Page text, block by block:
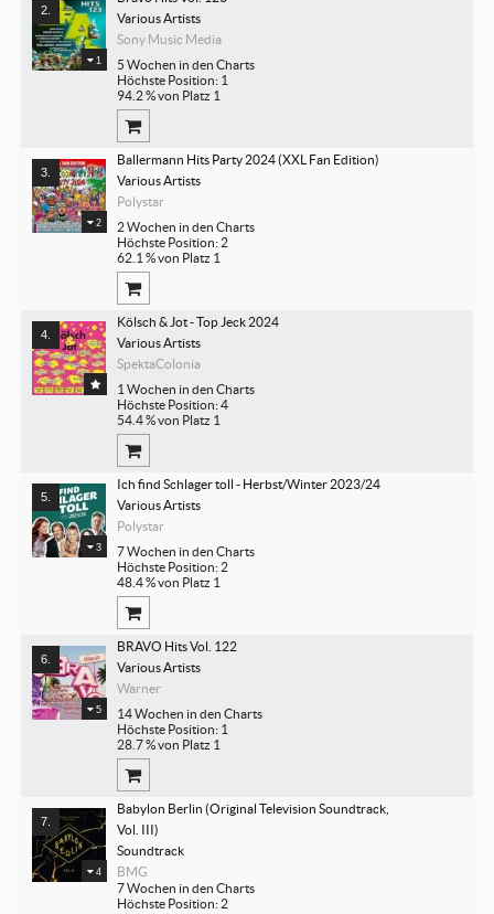
1
Various Artists
Sony Music Media
5 Wochen in den Charts
Höchste Position: 1
94.2 % von Platz 1
2
Ballermann Hits Party 2024 (XXL Fan Edition)
Various Artists
Polystar
2 Wochen in den Charts
Höchste Position: 2
62.1 % von Platz 1
Kölsch & Jot - Top Jeck 2024
Various Artists
SpektaColonia
1 Wochen in den Charts
Höchste Position: 4
54.4 % von Platz 1
3
Ich find Schlager toll - Herbst/Winter 2023/24
Various Artists
Polystar
7 Wochen in den Charts
Höchste Position: 2
48.4 % von Platz 1
5
BRAVO Hits Vol. 122
Various Artists
Warner
14 Wochen in den Charts
Höchste Position: 1
28.7 % von Platz 1
4
Babylon Berlin (Original Television Soundtrack,
Vol. III)
Soundtrack
BMG
7 Wochen in den Charts
Höchste Position: 2